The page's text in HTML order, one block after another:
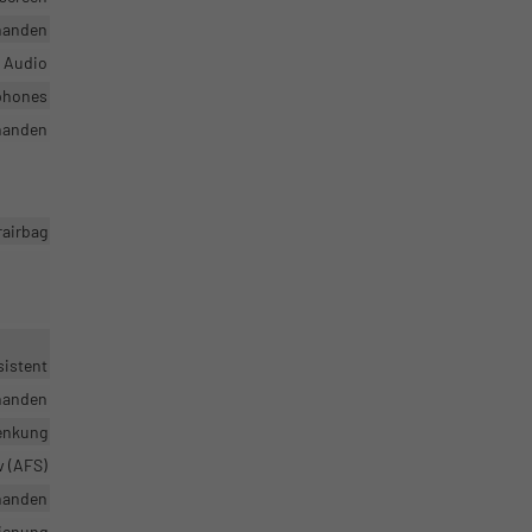
Audio
(AFS)